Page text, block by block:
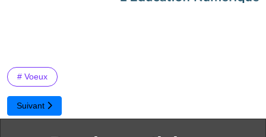
# Voeux
Article suivant : Bonnes vacances
Suivant